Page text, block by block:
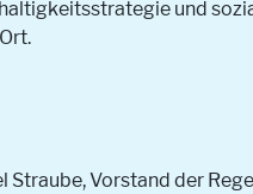
und
Straube, Vorstand der